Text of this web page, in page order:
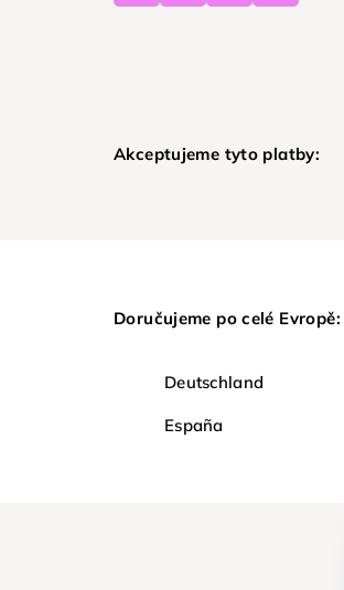
Akceptujeme tyto platby:
Doručujeme po celé Evropě:
Deutschland
España